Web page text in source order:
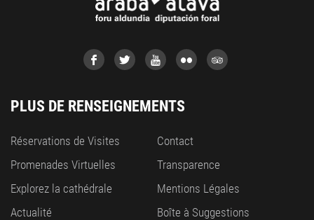
PLUS DE RENSEIGNEMENTS
Réservations de Visites
Promenades Virtuelles
Explorez la cathédrale
Actualité
Contact
Transparence
Mentions Légales
Boîte à Suggestions